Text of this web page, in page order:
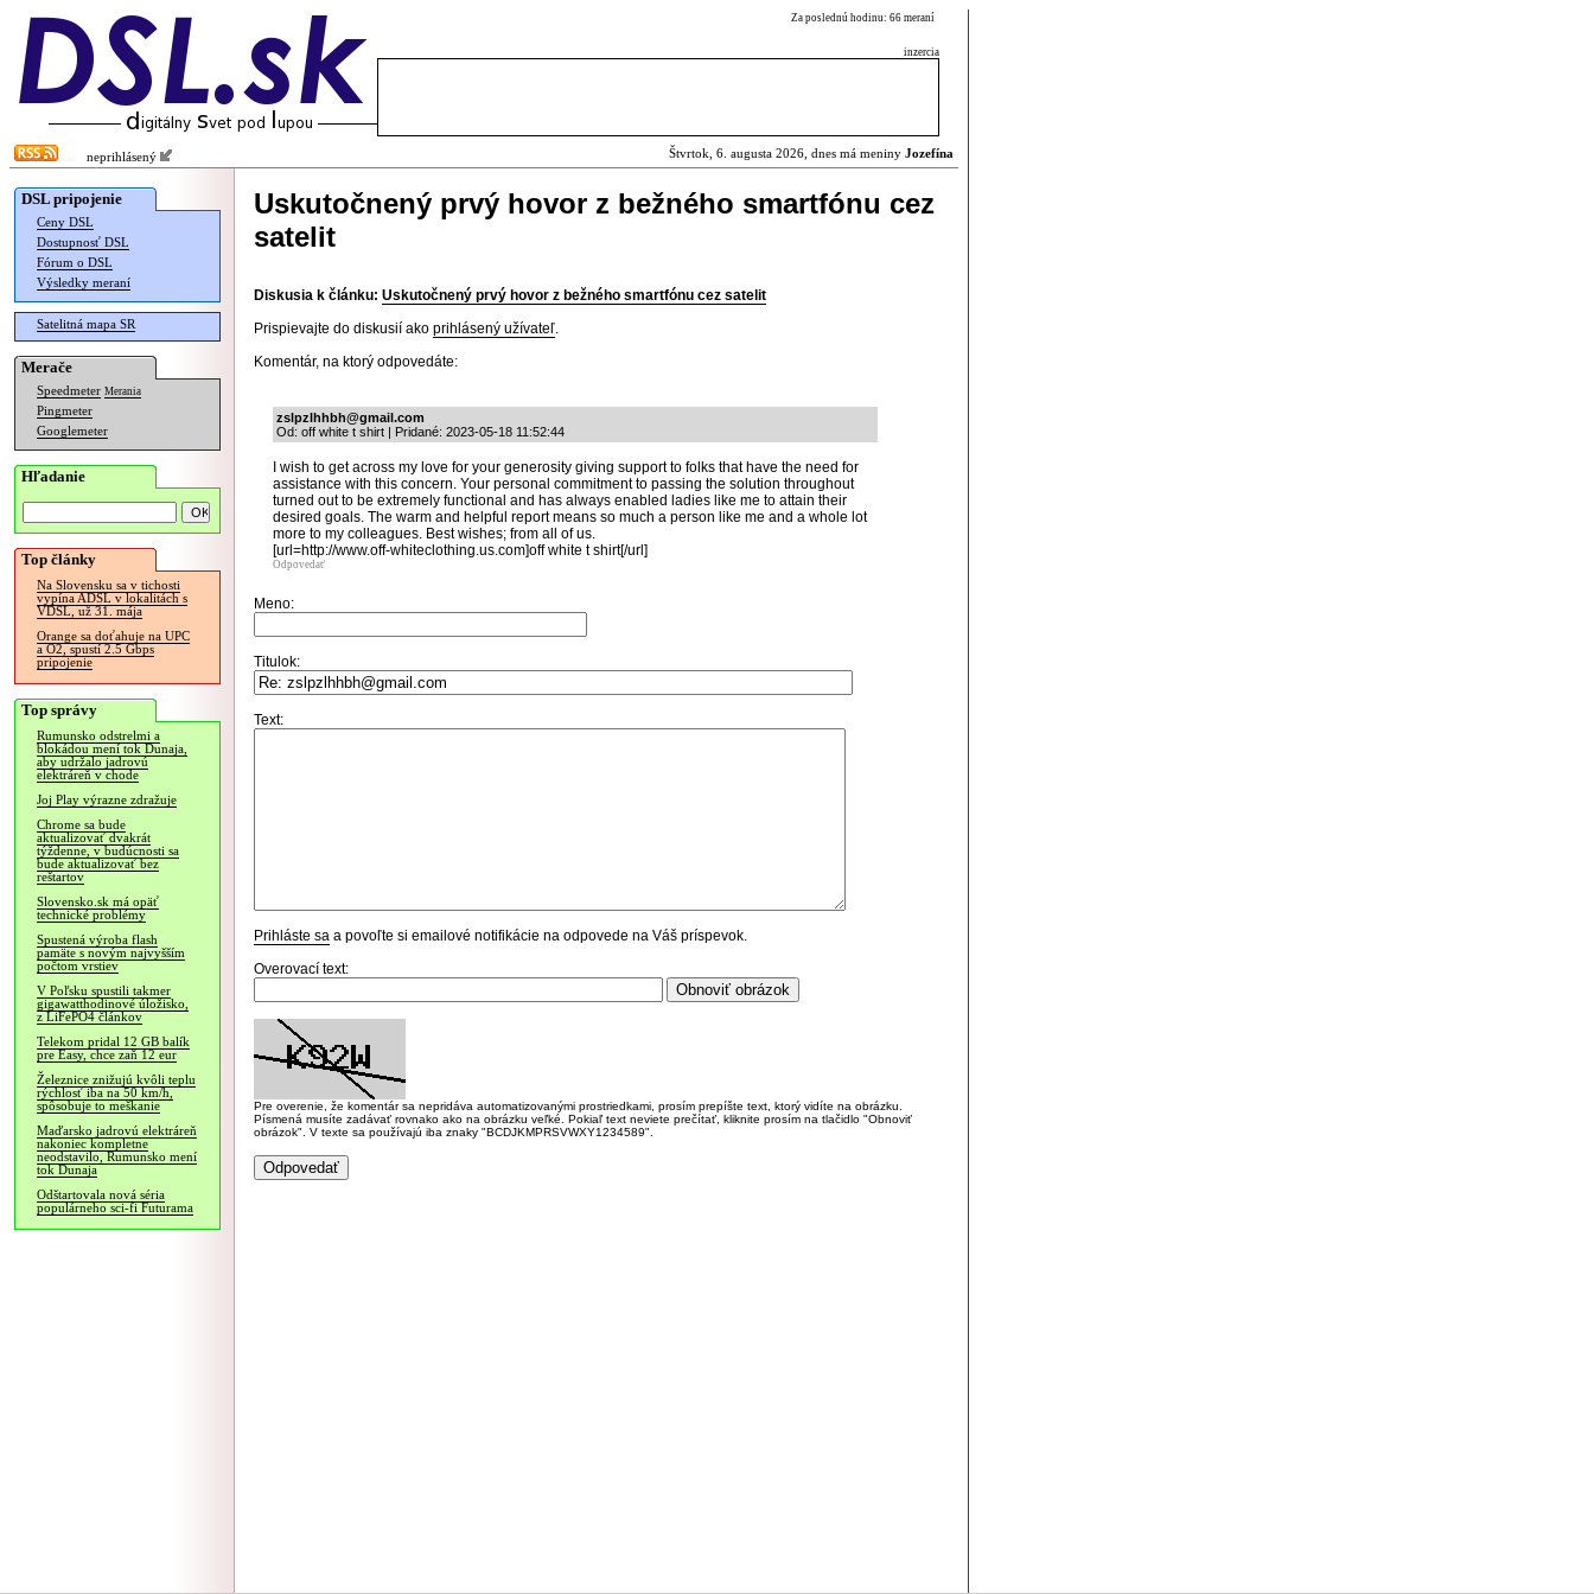
Za poslednú hodinu: 66 meraní
inzercia
neprihlásený Štvrtok, 6. augusta 2026, dnes má meniny Jozefína
DSL pripojenie
Ceny DSL
Dostupnosť DSL
Fórum o DSL
Výsledky meraní
Satelitná mapa SR
Merače
Speedmeter Merania
Pingmeter
Googlemeter
Hľadanie
Top články
Na Slovensku sa v tichosti
vypína ADSL v lokalitách s
VDSL, už 31. mája
Orange sa doťahuje na UPC
a O2, spustí 2.5 Gbps
pripojenie
Top správy
Rumunsko odstrelmi a
blokádou mení tok Dunaja,
aby udržalo jadrovú
elektráreň v chode
Joj Play výrazne zdražuje
Chrome sa bude
aktualizovať dvakrát
týždenne, v budúcnosti sa
bude aktualizovať bez
reštartov
Slovensko.sk má opäť
technické problémy
Spustená výroba flash
pamäte s novým najvyšším
počtom vrstiev
V Poľsku spustili takmer
gigawatthodinové úložisko,
z LiFePO4 článkov
Telekom pridal 12 GB balík
pre Easy, chce zaň 12 eur
Železnice znižujú kvôli teplu
rýchlosť iba na 50 km/h,
spôsobuje to meškanie
Maďarsko jadrovú elektráreň
nakoniec kompletne
neodstavilo, Rumunsko mení
tok Dunaja
Odštartovala nová séria
populárneho sci-fi Futurama
Uskutočnený prvý hovor z bežného smartfónu cez
satelit
Diskusia k článku: Uskutočnený prvý hovor z bežného smartfónu cez satelit
Prispievajte do diskusií ako prihlásený užívateľ.
Komentár, na ktorý odpovedáte:
zslpzlhhbh@gmail.com
Od: off white t shirt | Pridané: 2023-05-18 11:52:44
I wish to get across my love for your generosity giving support to folks that have the need for
assistance with this concern. Your personal commitment to passing the solution throughout
turned out to be extremely functional and has always enabled ladies like me to attain their
desired goals. The warm and helpful report means so much a person like me and a whole lot
more to my colleagues. Best wishes; from all of us.
[url=http://www.off-whiteclothing.us.com]off white t shirt[/url]
Odpovedať
Meno:
Titulok:
Text:
Prihláste sa a povoľte si emailové notifikácie na odpovede na Váš príspevok.
Overovací text:
Pre overenie, že komentár sa nepridáva automatizovanými prostriedkami, prosím prepíšte text, ktorý vidíte na obrázku.
Písmená musíte zadávať rovnako ako na obrázku veľké. Pokiaľ text neviete prečítať, kliknite prosím na tlačidlo "Obnoviť
obrázok". V texte sa používajú iba znaky "BCDJKMPRSVWXY1234589".